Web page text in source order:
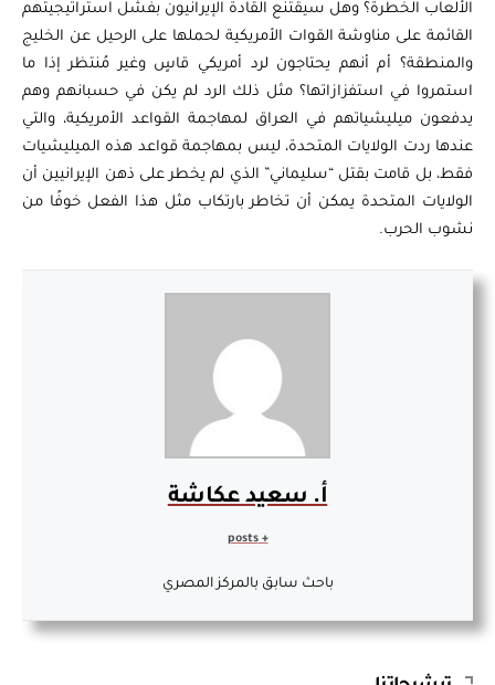
الألعاب الخطرة؟ وهل سيقتنع القادة الإيرانيون بفشل استراتيجيتهم
القائمة على مناوشة القوات الأمريكية لحملها على الرحيل عن الخليج
والمنطقة؟ أم أنهم يحتاجون لرد أمريكي قاسٍ وغير مُنتظر إذا ما
استمروا في استفزازاتها؟ مثل ذلك الرد لم يكن في حسبانهم وهم
يدفعون ميليشياتهم في العراق لمهاجمة القواعد الأمريكية، والتي
عندها ردت الولايات المتحدة، ليس بمهاجمة قواعد هذه الميليشيات
فقط، بل قامت بقتل “سليماني” الذي لم يخطر على ذهن الإيرانيين أن
الولايات المتحدة يمكن أن تخاطر بارتكاب مثل هذا الفعل خوفًا من
نشوب الحرب.
أ. سعيد عكاشة
باحث سابق بالمركز المصري